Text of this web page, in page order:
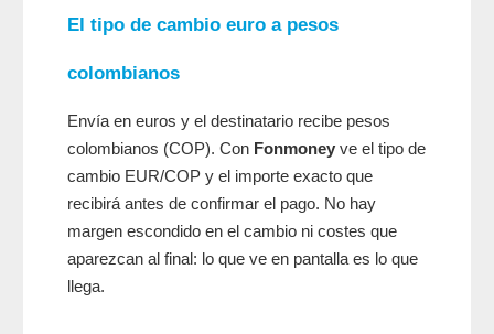
El tipo de cambio euro a pesos
colombianos
Envía en euros y el destinatario recibe pesos
colombianos (COP). Con Fonmoney ve el tipo de
cambio EUR/COP y el importe exacto que
recibirá antes de confirmar el pago. No hay
margen escondido en el cambio ni costes que
aparezcan al final: lo que ve en pantalla es lo que
llega.